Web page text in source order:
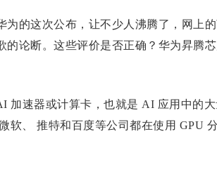
这次公布，让不少人沸腾了，网上
的论断。这些评价是否正确？华为昇腾
速器或计算卡，也就是 AI 应用中的大
、 推特和百度等公司都在使用 GPU